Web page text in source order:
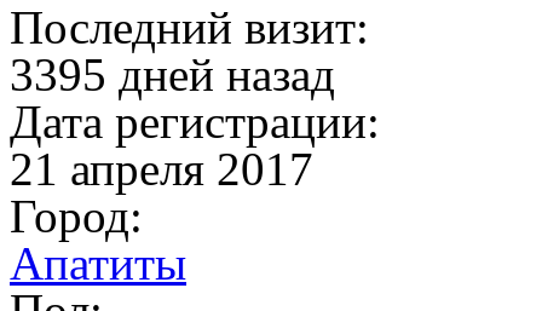
Последний визит:
3395 дней назад
Дата регистрации:
21 апреля 2017
Город:
Апатиты